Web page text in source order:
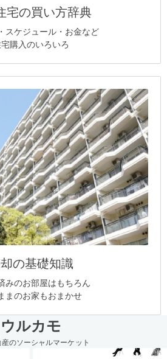
宅の買い方辞典
スケジュール・お金など
購入のいろいろ
の基礎知識
みのお部屋はもちろん
まのお家もおまかせ
ウルカモ
のソーシャルマーケット